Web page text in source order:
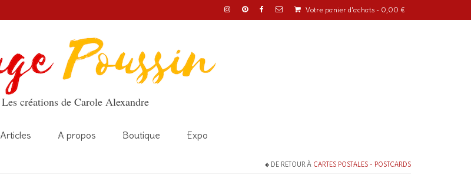
Votre panier d'achats - 0,00 €
Les créations de Carole Alexandre
Articles A propos Boutique Expo
DE RETOUR À CARTES POSTALES - POSTCARDS